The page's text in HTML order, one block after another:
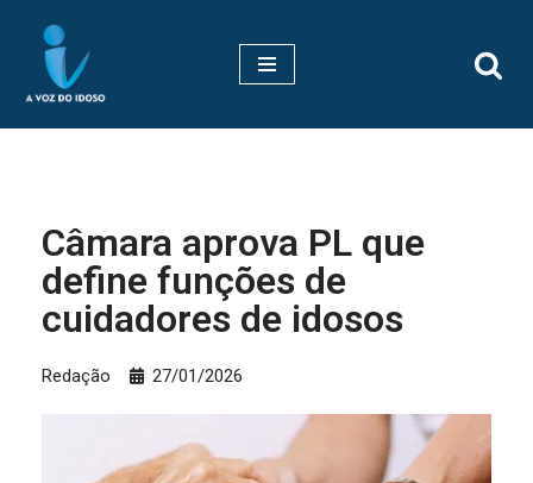
Pular
para
Câmara aprova PL que
define funções de
cuidadores de idosos
Redação 27/01/2026